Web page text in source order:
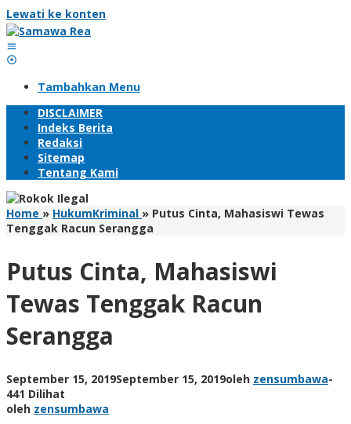
Lewati ke konten
Tambahkan Menu
DISCLAIMER
Indeks Berita
Redaksi
Sitemap
Tentang Kami
Home » HukumKriminal » Putus Cinta, Mahasiswi Tewas
Tenggak Racun Serangga
Putus Cinta, Mahasiswi
Tewas Tenggak Racun
Serangga
September 15, 2019September 15, 2019oleh zensumbawa-
441 Dilihat
oleh zensumbawa